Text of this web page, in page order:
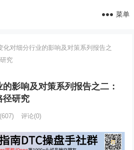
菜单
化对细分行业的影响及对策系列报告之
究
影响及对策系列报告之二：
径研究
(607) 评论(0)